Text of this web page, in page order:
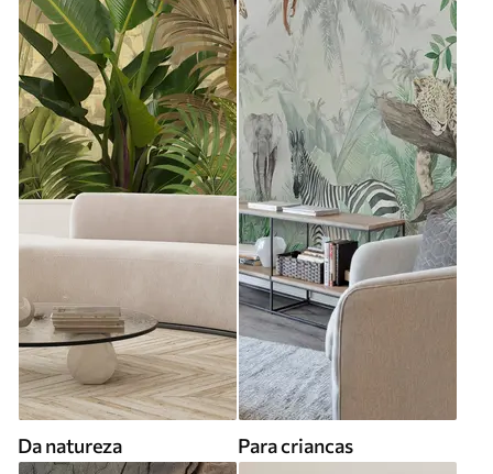
Da natureza Para criancas